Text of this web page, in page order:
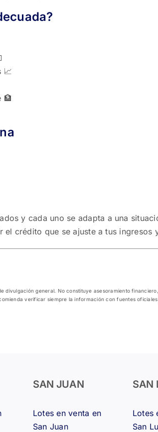
📈
🏦
y cada uno se adapta a una
crédito que se ajuste a tus ingresos
divulgación general. No constituye asesoramiento
verificar siempre la información con fuentes
SAN JUAN
Lotes en venta en
San Juan
SAN
Lotes
San